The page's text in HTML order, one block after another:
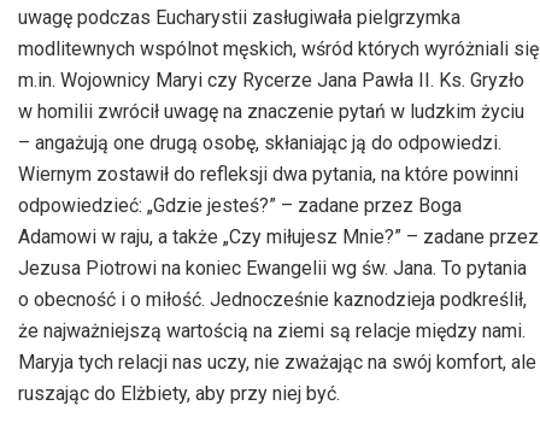
uwagę podczas Eucharystii zasługiwała pielgrzymka
modlitewnych wspólnot męskich, wśród których wyróżniali się
m.in. Wojownicy Maryi czy Rycerze Jana Pawła II. Ks. Gryzło
w homilii zwrócił uwagę na znaczenie pytań w ludzkim życiu
– angażują one drugą osobę, skłaniając ją do odpowiedzi.
Wiernym zostawił do refleksji dwa pytania, na które powinni
odpowiedzieć: „Gdzie jesteś?” – zadane przez Boga
Adamowi w raju, a także „Czy miłujesz Mnie?” – zadane przez
Jezusa Piotrowi na koniec Ewangelii wg św. Jana. To pytania
o obecność i o miłość. Jednocześnie kaznodzieja podkreślił,
że najważniejszą wartością na ziemi są relacje między nami.
Maryja tych relacji nas uczy, nie zważając na swój komfort, ale
ruszając do Elżbiety, aby przy niej być.